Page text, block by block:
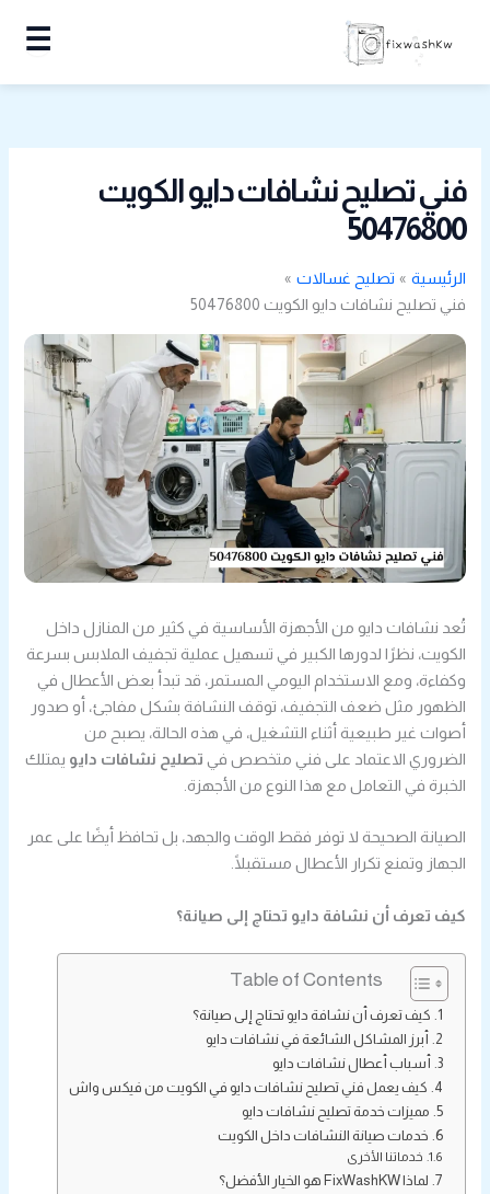
☰
فني تصليح نشافات دايو الكويت
50476800
الرئيسية
تصليح غسالات
فني تصليح نشافات دايو الكويت 50476800
تُعد نشافات دايو من الأجهزة الأساسية في كثير من المنازل داخل
الكويت، نظرًا لدورها الكبير في تسهيل عملية تجفيف الملابس بسرعة
وكفاءة، ومع الاستخدام اليومي المستمر، قد تبدأ بعض الأعطال في
الظهور مثل ضعف التجفيف، توقف النشافة بشكل مفاجئ، أو صدور
أصوات غير طبيعية أثناء التشغيل، في هذه الحالة، يصبح من
الضروري الاعتماد على فني متخصص في تصليح نشافات دايو يمتلك
الخبرة في التعامل مع هذا النوع من الأجهزة.
الصيانة الصحيحة لا توفر فقط الوقت والجهد، بل تحافظ أيضًا على عمر
الجهاز وتمنع تكرار الأعطال مستقبلًا.
كيف تعرف أن نشافة دايو تحتاج إلى صيانة؟
Table of Contents
كيف تعرف أن نشافة دايو تحتاج إلى صيانة؟
أبرز المشاكل الشائعة في نشافات دايو
أسباب أعطال نشافات دايو
كيف يعمل فني تصليح نشافات دايو في الكويت من فيكس واش
مميزات خدمة تصليح نشافات دايو
خدمات صيانة النشافات داخل الكويت
خدماتنا الأخرى
لماذا FixWashKW هو الخيار الأفضل؟